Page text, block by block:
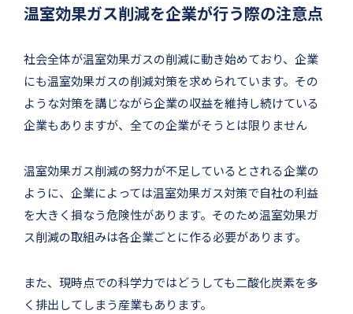
温室効果ガス削減を企業が行う際の注意点
社会全体が温室効果ガスの削減に動き始めており、企業
にも温室効果ガスの削減対策を求められています。その
ような対策を講じながら企業の収益を維持し続けている
企業もありますが、全ての企業がそうとは限りません
温室効果ガス削減の努力が不足しているとされる企業の
ように、企業によっては温室効果ガス対策で自社の利益
を大きく損なう危険性があります。そのため温室効果ガ
ス削減の取組みは各企業ごとに作る必要があります。
また、現時点での科学力ではどうしても二酸化炭素を多
く排出してしまう産業もあります。